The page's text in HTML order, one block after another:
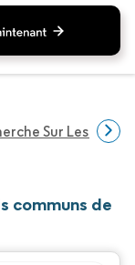
Sur Les
communs de